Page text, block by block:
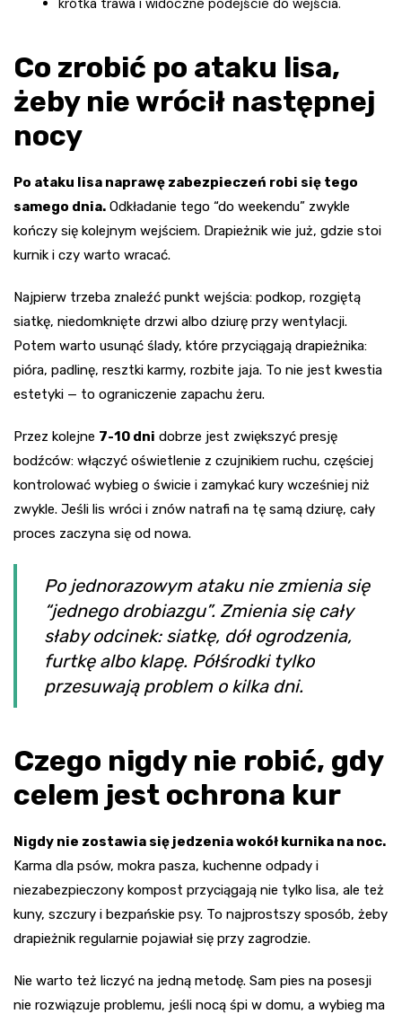
Co zrobić po ataku lisa,
żeby nie wrócił następnej
nocy
Po ataku lisa naprawę zabezpieczeń robi się tego
samego dnia. Odkładanie tego “do weekendu” zwykle
kończy się kolejnym wejściem. Drapieżnik wie już, gdzie stoi
kurnik i czy warto wracać.
Najpierw trzeba znaleźć punkt wejścia: podkop, rozgiętą
siatkę, niedomknięte drzwi albo dziurę przy wentylacji.
Potem warto usunąć ślady, które przyciągają drapieżnika:
pióra, padlinę, resztki karmy, rozbite jaja. To nie jest kwestia
estetyki — to ograniczenie zapachu żeru.
Przez kolejne 7-10 dni dobrze jest zwiększyć presję
bodźców: włączyć oświetlenie z czujnikiem ruchu, częściej
kontrolować wybieg o świcie i zamykać kury wcześniej niż
zwykle. Jeśli lis wróci i znów natrafi na tę samą dziurę, cały
proces zaczyna się od nowa.
Po jednorazowym ataku nie zmienia się
“jednego drobiazgu”. Zmienia się cały
słaby odcinek: siatkę, dół ogrodzenia,
furtkę albo klapę. Półśrodki tylko
przesuwają problem o kilka dni.
Czego nigdy nie robić, gdy
celem jest ochrona kur
Nigdy nie zostawia się jedzenia wokół kurnika na noc.
Karma dla psów, mokra pasza, kuchenne odpady i
niezabezpieczony kompost przyciągają nie tylko lisa, ale też
kuny, szczury i bezpańskie psy. To najprostszy sposób, żeby
drapieżnik regularnie pojawiał się przy zagrodzie.
Nie warto też liczyć na jedną metodę. Sam pies na posesji
nie rozwiązuje problemu, jeśli nocą śpi w domu, a wybieg ma